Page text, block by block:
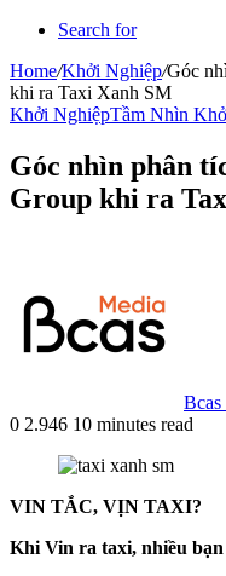
Search for
Home/Khởi Nghiệp/Góc
khi ra Taxi Xanh SM
Khởi NghiệpTầm Nhìn
Góc nhìn phân
Group khi ra
Bcas
0 2.946 10 minutes read
VIN TẮC, VỊN TAXI?
Khi Vin ra taxi, nhiều